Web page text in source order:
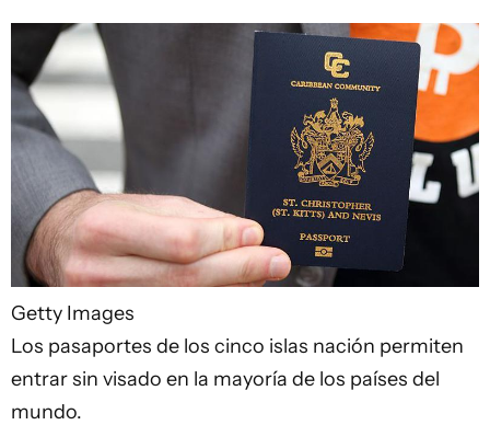
Getty Images
Los pasaportes de los cinco islas nación permiten
entrar sin visado en la mayoría de los países del
mundo.